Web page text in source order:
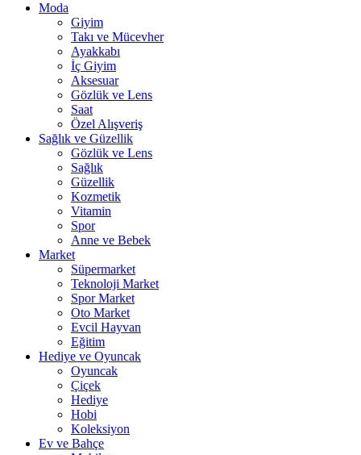
Moda
Giyim
Takı ve Mücevher
Ayakkabı
İç Giyim
Aksesuar
Gözlük ve Lens
Saat
Özel Alışveriş
Sağlık ve Güzellik
Gözlük ve Lens
Sağlık
Güzellik
Kozmetik
Vitamin
Spor
Anne ve Bebek
Market
Süpermarket
Teknoloji Market
Spor Market
Oto Market
Evcil Hayvan
Eğitim
Hediye ve Oyuncak
Oyuncak
Çiçek
Hediye
Hobi
Koleksiyon
Ev ve Bahçe